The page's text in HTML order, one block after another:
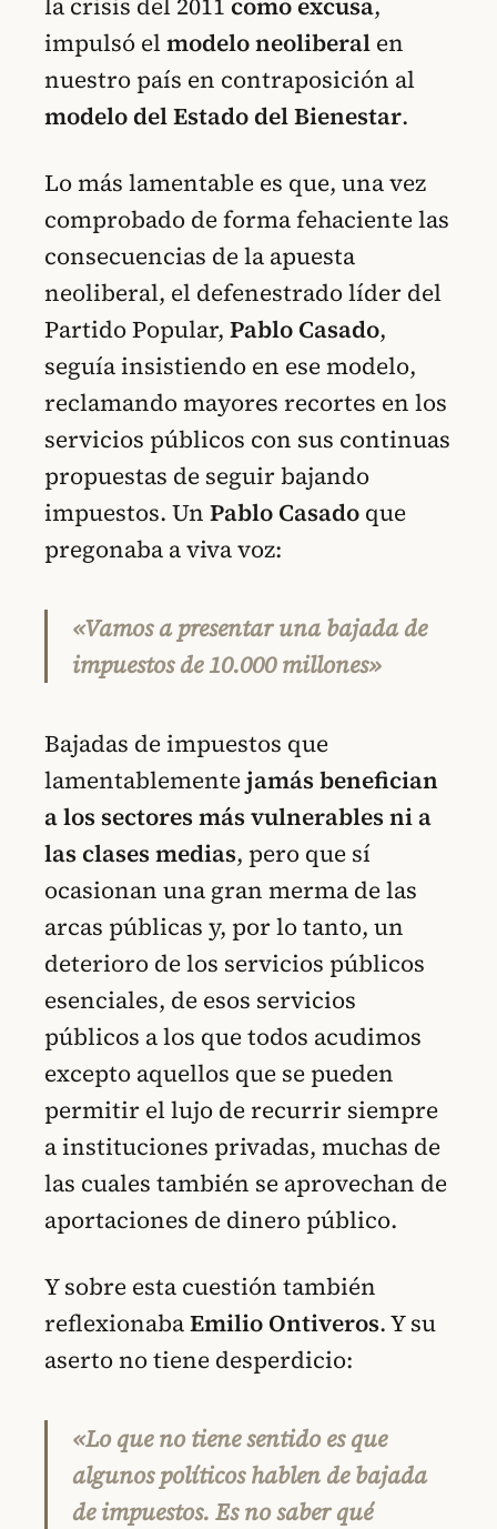
impulsó elmodelo neoliberal en
nuestro país en contraposición al
modelo del Estado del Bienestar.
Lo más lamentable es que, una vez
comprobado de forma fehaciente las
consecuencias de la apuesta
neoliberal, el defenestrado líder del
Partido Popular, Pablo Casado,
seguía insistiendo en ese modelo,
reclamando mayores recortes en los
servicios públicos con sus continuas
propuestas de seguir bajando
impuestos. Un Pablo Casado que
pregonaba a viva voz:
«Vamos a presentar una bajada de
impuestos de 10.000 millones»
Bajadas de impuestos que
lamentablementejamás benefician
a los sectores más vulnerables ni a
las clases medias, pero que sí
ocasionan una gran merma de las
arcas públicas y, por lo tanto, un
deterioro de los servicios públicos
esenciales, de esos servicios
públicos a los que todos acudimos
excepto aquellos que se pueden
permitir el lujo de recurrir siempre
a instituciones privadas, muchas de
las cuales también se aprovechan de
aportaciones de dinero público.
Y sobre esta cuestión también
reflexionabaEmilio Ontiveros. Y su
aserto no tiene desperdicio:
«Lo que no tiene sentido es que
algunos políticos hablen de bajada
de impuestos. Es no saber qué